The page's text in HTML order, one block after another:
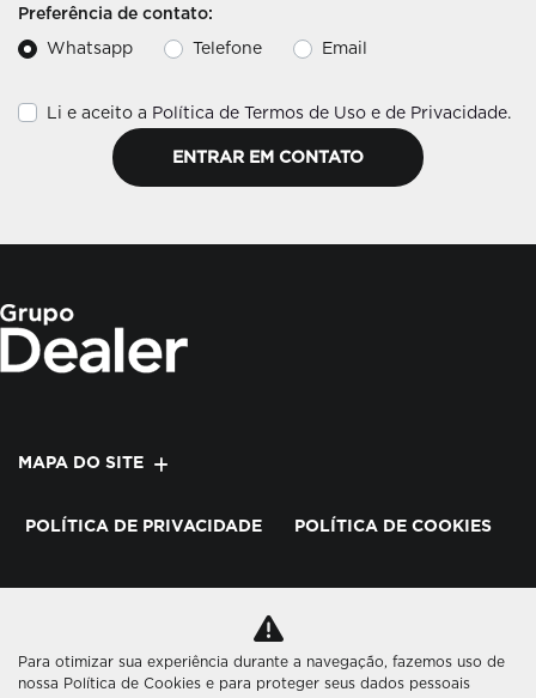
Preferência de contato:
Whatsapp
Telefone Email
Li e aceito a Política de Termos de Uso e de Privacidade.
ENTRAR EM CONTATO
MAPA DO SITE
POLÍTICA DE PRIVACIDADE POLÍTICA DE COOKIES
CNPJ: 08.250.575/0001-74
Para otimizar sua experiência durante a navegação, fazemos uso de
nossa Política de Cookies e para proteger seus dados pessoais